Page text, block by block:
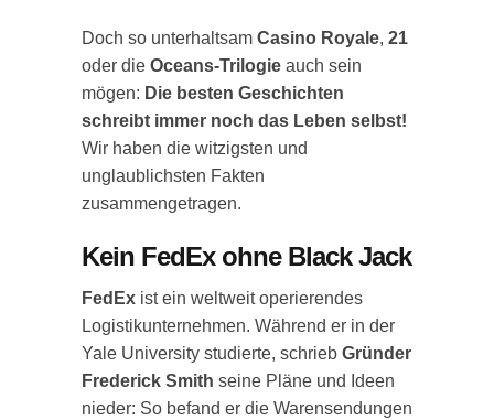
Doch so unterhaltsam Casino Royale, 21
oder die Oceans-Trilogie auch sein
mögen: Die besten Geschichten
schreibt immer noch das Leben selbst!
Wir haben die witzigsten und
unglaublichsten Fakten
zusammengetragen.
Kein FedEx ohne Black Jack
FedEx ist ein weltweit operierendes
Logistikunternehmen. Während er in der
Yale University studierte, schrieb Gründer
Frederick Smith seine Pläne und Ideen
nieder: So befand er die Warensendungen